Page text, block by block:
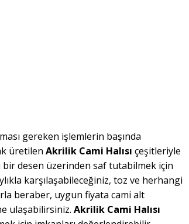
gereken işlemlerin başında
üretilen Akrilik Cami Halısı çeşitleriyle
bir desen üzerinden saf tutabilmek için
karşılaşabileceğiniz, toz ve herhangi
beraber, uygun fiyata cami alt
ulaşabilirsiniz. Akrilik Cami Halısı